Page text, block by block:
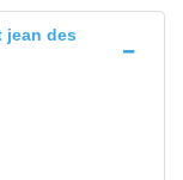
jean des